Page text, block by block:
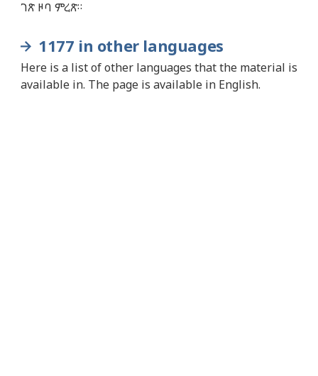
ገጽ ዞባ ምረጽ።
1177 in other languages
Here is a list of other languages that the material is
available in. The page is available in English.